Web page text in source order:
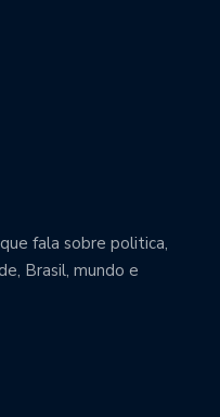
fala sobre politica,
Brasil, mundo e